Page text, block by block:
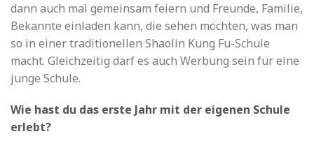
dann auch mal gemeinsam feiern und Freunde, Familie,
Bekannte einladen kann, die sehen möchten, was man
so in einer traditionellen Shaolin Kung Fu-Schule
macht. Gleichzeitig darf es auch Werbung sein für eine
junge Schule.
Wie hast du das erste Jahr mit der eigenen Schule
erlebt?